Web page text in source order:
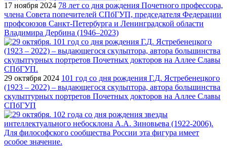
17 ноября 2024 78 лет со дня рождения Почетного профессора,
члена Совета попечителей СПбГУП, председателя Федерации
профсоюзов Санкт-Петербурга и Ленинградской области
Владимира Дербина (1946–2023)
29 октября 2024 101 год со дня рождения Г.Д. Ястребенецкого
(1923 – 2022) – выдающегося скульптора, автора большинства
скульптурных портретов Почетных докторов на Аллее Славы
СПбГУП